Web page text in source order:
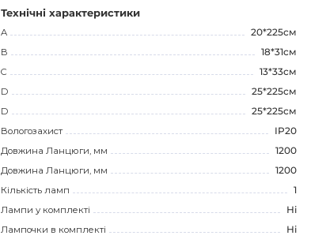
Технічні характеристики
A
20*225см
B
18*31см
C
13*33см
D
25*225см
D
25*225см
Вологозахист
IP20
Довжина Ланцюги, мм
1200
Довжина Ланцюги, мм
1200
Кількість ламп
1
Лампи у комплекті
Ні
Лампочки в комплекті
Ні